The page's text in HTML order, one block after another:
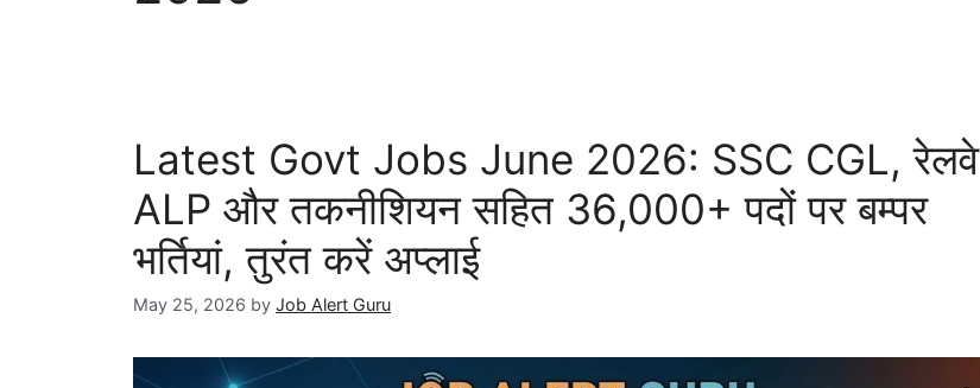
Latest Govt Jobs June 2026: SSC CGL, रेलवे
ALP और तकनीशियन सहित 36,000+ पदों पर बम्पर
भर्तियां, तुरंत करें अप्लाई
May 25, 2026 by Job Alert Guru